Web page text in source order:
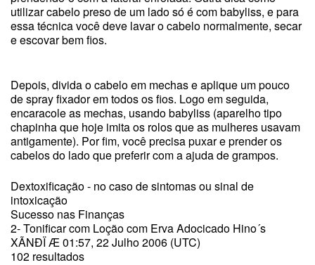
utilizar cabelo preso de um lado só é com babyliss, e para
essa técnica você deve lavar o cabelo normalmente, secar
e escovar bem fios.
Depois, divida o cabelo em mechas e aplique um pouco
de spray fixador em todos os fios. Logo em seguida,
encaracole as mechas, usando babyliss (aparelho tipo
chapinha que hoje imita os rolos que as mulheres usavam
antigamente). Por fim, você precisa puxar e prender os
cabelos do lado que preferir com a ajuda de grampos.
Dextoxificação - no caso de sintomas ou sinal de
intoxicação
Sucesso nas Finanças
2- Tonificar com Loção com Erva Adocicado Hino´s
XÃNÐÏ Æ 01:57, 22 Julho 2006 (UTC)
102 resultados